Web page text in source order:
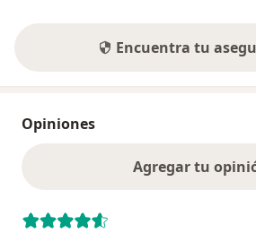
Encuentra tu
Opiniones
Agregar tu